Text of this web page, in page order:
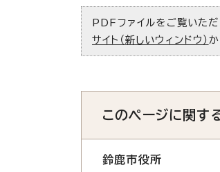
PDFファイルをご覧いただ
サイト（新しいウィンドウ） か
このページに関す
鈴鹿市役所